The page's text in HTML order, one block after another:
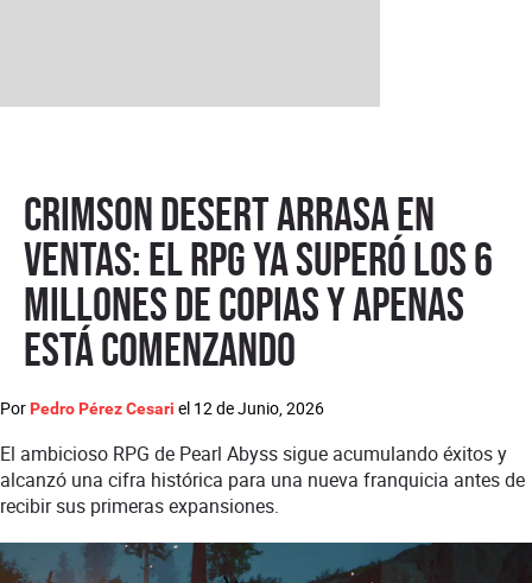
Crimson Desert arrasa en
ventas: el RPG ya superó los 6
millones de copias y apenas
está comenzando
Por Pedro Pérez Cesari el 12 de Junio, 2026
El ambicioso RPG de Pearl Abyss sigue acumulando éxitos y
alcanzó una cifra histórica para una nueva franquicia antes de
recibir sus primeras expansiones.